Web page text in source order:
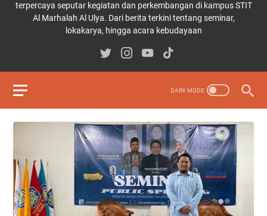
terpercaya seputar kegiatan dan perkembangan di kampus STIT
Al Marhalah Al Ulya. Dari berita terkini tentang seminar,
lokakarya, hingga acara kebudayaan